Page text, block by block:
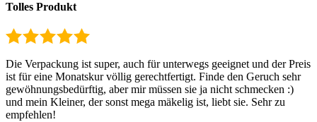
Tolles Produkt
Die Verpackung ist super, auch für unterwegs geeignet und der Preis
ist für eine Monatskur völlig gerechtfertigt. Finde den Geruch sehr
gewöhnungsbedürftig, aber mir müssen sie ja nicht schmecken :)
und mein Kleiner, der sonst mega mäkelig ist, liebt sie. Sehr zu
empfehlen!